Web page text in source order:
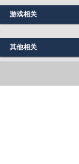
游戏相关
其他相关